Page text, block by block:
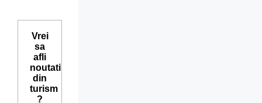
Vrei
sa
afli
noutati
din
turism
?